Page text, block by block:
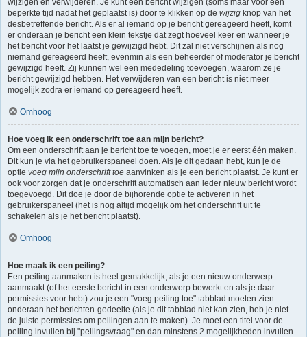
wijzigen en verwijderen. Je kunt een bericht wijzigen (soms maar voor een
beperkte tijd nadat het geplaatst is) door te klikken op de wijzig knop van het
desbetreffende bericht. Als er al iemand op je bericht gereageerd heeft, komt
er onderaan je bericht een klein tekstje dat zegt hoeveel keer en wanneer je
het bericht voor het laatst je gewijzigd hebt. Dit zal niet verschijnen als nog
niemand gereageerd heeft, evenmin als een beheerder of moderator je bericht
gewijzigd heeft. Zij kunnen wel een mededeling toevoegen, waarom ze je
bericht gewijzigd hebben. Het verwijderen van een bericht is niet meer
mogelijk zodra er iemand op gereageerd heeft.
Omhoog
Hoe voeg ik een onderschrift toe aan mijn bericht?
Om een onderschrift aan je bericht toe te voegen, moet je er eerst één maken.
Dit kun je via het gebruikerspaneel doen. Als je dit gedaan hebt, kun je de
optie voeg mijn onderschrift toe aanvinken als je een bericht plaatst. Je kunt er
ook voor zorgen dat je onderschrift automatisch aan ieder nieuw bericht wordt
toegevoegd. Dit doe je door de bijhorende optie te activeren in het
gebruikerspaneel (het is nog altijd mogelijk om het onderschrift uit te
schakelen als je het bericht plaatst).
Omhoog
Hoe maak ik een peiling?
Een peiling aanmaken is heel gemakkelijk, als je een nieuw onderwerp
aanmaakt (of het eerste bericht in een onderwerp bewerkt en als je daar
permissies voor hebt) zou je een "voeg peiling toe" tabblad moeten zien
onderaan het berichten-gedeelte (als je dit tabblad niet kan zien, heb je niet
de juiste permissies om peilingen aan te maken). Je moet een titel voor de
peiling invullen bij "peilingsvraag" en dan minstens 2 mogelijkheden invullen